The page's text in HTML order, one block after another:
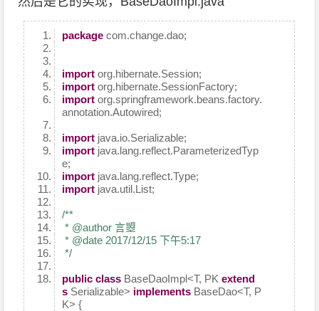
package com.change.dao;
import org.hibernate.Session;
import org.hibernate.SessionFactory;
import org.springframework.beans.factory.
annotation.Autowired;
import java.io.Serializable;
import java.lang.reflect.ParameterizedTyp
e;
import java.lang.reflect.Type;
import java.util.List;
/**
* @author 言曌
* @date 2017/12/15 下午5:17
*/
public class BaseDaoImpl<T, PKextend
s Serializable> implements BaseDao<T, P
K> {